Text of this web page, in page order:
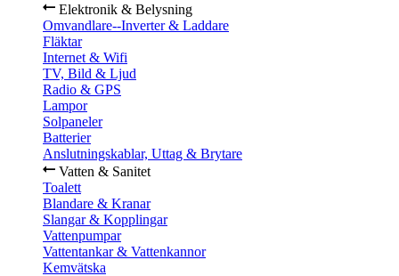
Elektronik & Belysning
Omvandlare--Inverter & Laddare
Fläktar
Internet & Wifi
TV, Bild & Ljud
Radio & GPS
Lampor
Solpaneler
Batterier
Anslutningskablar, Uttag & Brytare
Vatten & Sanitet
Toalett
Blandare & Kranar
Slangar & Kopplingar
Vattenpumpar
Vattentankar & Vattenkannor
Kemvätska